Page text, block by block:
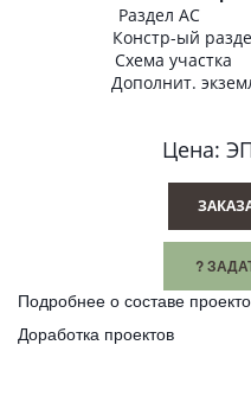
Раздел
Констр-ый
Схема
Дополнит.
Цена:
?
Подробнее о составе
Доработка проектов